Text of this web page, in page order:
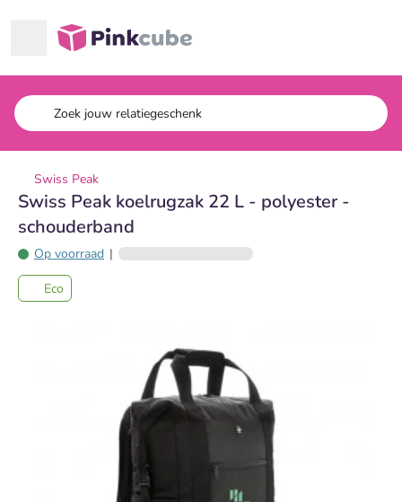
Pinkcube
Swiss Peak
Swiss Peak koelrugzak 22 L - polyester -
schouderband
Op voorraad |
Eco